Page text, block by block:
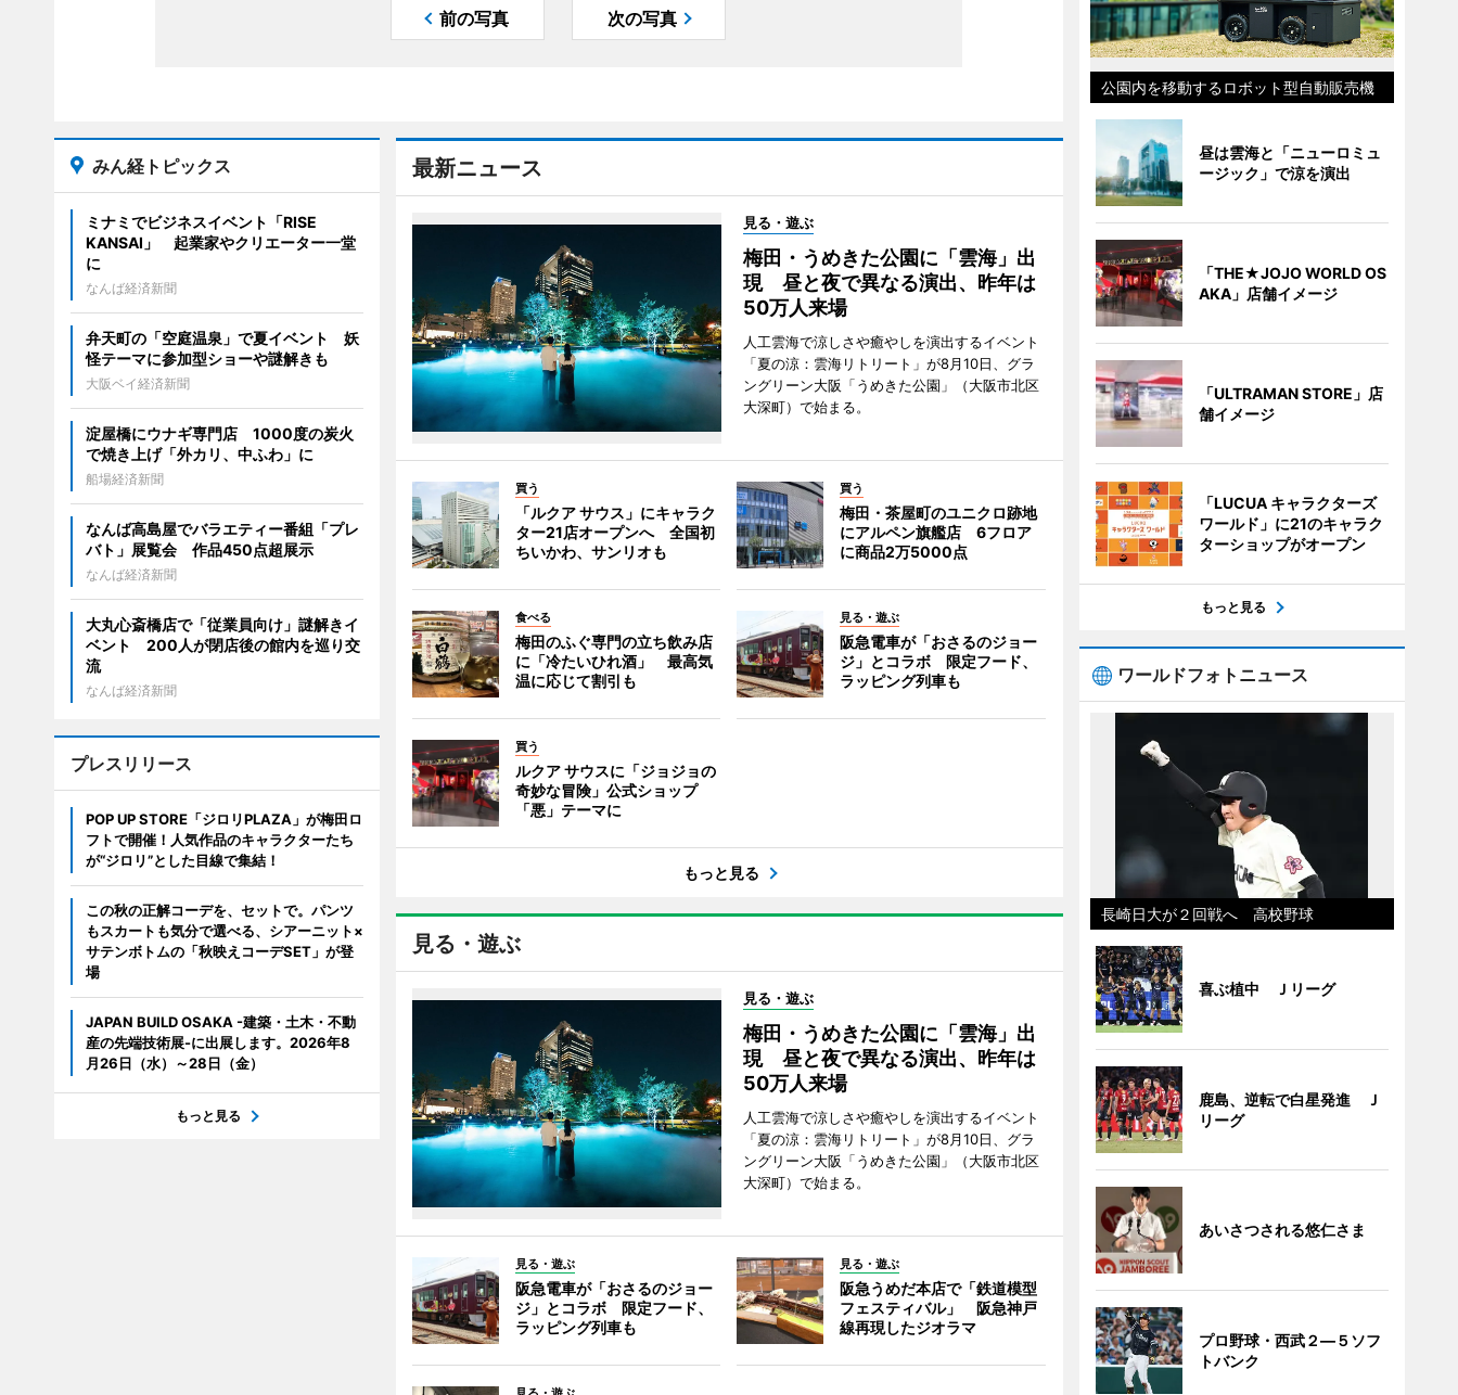
前の写真 次の写真
最新ニュース
見る・遊ぶ
梅田・うめきた公園に「雲海」出
現 昼と夜で異なる演出、昨年は
50万人来場
人工雲海で涼しさや癒やしを演出するイベント
「夏の涼：雲海リトリート」が8月10日、グラ
ングリーン大阪「うめきた公園」（大阪市北区
大深町）で始まる。
買う
「ルクア サウス」にキャラク
ター21店オープンへ 全国初
ちいかわ、サンリオも
買う
梅田・茶屋町のユニクロ跡地
にアルペン旗艦店 6フロア
に商品2万5000点
食べる
梅田のふぐ専門の立ち飲み店
に「冷たいひれ酒」 最高気
温に応じて割引も
見る・遊ぶ
阪急電車が「おさるのジョー
ジ」とコラボ 限定フード、
ラッピング列車も
買う
ルクア サウスに「ジョジョの
奇妙な冒険」公式ショップ
「悪」テーマに
もっと見る
見る・遊ぶ
見る・遊ぶ
梅田・うめきた公園に「雲海」出
現 昼と夜で異なる演出、昨年は
50万人来場
人工雲海で涼しさや癒やしを演出するイベント
「夏の涼：雲海リトリート」が8月10日、グラ
ングリーン大阪「うめきた公園」（大阪市北区
大深町）で始まる。
見る・遊ぶ
阪急電車が「おさるのジョー
ジ」とコラボ 限定フード、
ラッピング列車も
見る・遊ぶ
阪急うめだ本店で「鉄道模型
フェスティバル」 阪急神戸
線再現したジオラマ
みん経トピックス
ミナミでビジネスイベント「RISE
KANSAI」 起業家やクリエーター一堂
に
なんば経済新聞
弁天町の「空庭温泉」で夏イベント 妖
怪テーマに参加型ショーや謎解きも
大阪ベイ経済新聞
淀屋橋にウナギ専門店 1000度の炭火
で焼き上げ「外カリ、中ふわ」に
船場経済新聞
なんば高島屋でバラエティー番組「プレ
バト」展覧会 作品450点超展示
なんば経済新聞
大丸心斎橋店で「従業員向け」謎解きイ
ベント 200人が閉店後の館内を巡り交
流
なんば経済新聞
プレスリリース
POP UP STORE「ジロリPLAZA」が梅田ロ
フトで開催！人気作品のキャラクターたち
が“ジロリ”とした目線で集結！
この秋の正解コーデを、セットで。パンツ
もスカートも気分で選べる、シアーニット×
サテンボトムの「秋映えコーデSET」が登
場
JAPAN BUILD OSAKA -建築・土木・不動
産の先端技術展-に出展します。2026年8
月26日（水）～28日（金）
もっと見る
公園内を移動するロボット型自動販売機
昼は雲海と「ニューロミュ
ージック」で涼を演出
「THE★JOJO WORLD OS
AKA」店舗イメージ
「ULTRAMAN STORE」店
舗イメージ
「LUCUA キャラクターズ
ワールド」に21のキャラク
ターショップがオープン
もっと見る
ワールドフォトニュース
長崎日大が２回戦へ 高校野球
喜ぶ植中 Ｊリーグ
鹿島、逆転で白星発進 Ｊ
リーグ
あいさつされる悠仁さま
プロ野球・西武２―５ソフ
トバンク